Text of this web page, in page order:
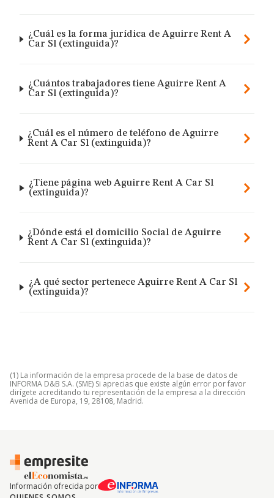
¿Cuál es la forma jurídica de Aguirre Rent A
Car Sl (extinguida)?
¿Cuántos trabajadores tiene Aguirre Rent A
Car Sl (extinguida)?
¿Cuál es el número de teléfono de Aguirre
Rent A Car Sl (extinguida)?
¿Tiene página web Aguirre Rent A Car Sl
(extinguida)?
¿Dónde está el domicilio Social de Aguirre
Rent A Car Sl (extinguida)?
¿A qué sector pertenece Aguirre Rent A Car Sl
(extinguida)?
(1) La información de la empresa procede de la base de datos de
INFORMA D&B S.A. (SME) Si aprecias que existe algún error por favor
dirígete acreditando tu representación de la empresa a la dirección
Avenida de Europa, 19, 28108, Madrid.
Información ofrecida por